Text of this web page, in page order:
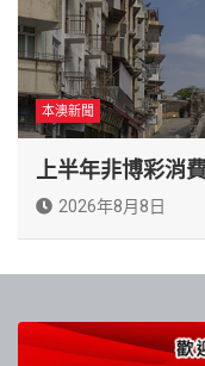
本澳新聞
上半年非博彩消
2026年8月8日